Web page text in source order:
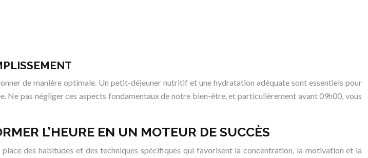
de manière optimale. Un petit-déjeuner nutritif et une hydratation adéquate sont essentiels pour
Ne pas négliger ces aspects fondamentaux de notre bien-être, et particulièrement avant 09h00, vous
L’HEURE EN UN MOTEUR DE SUCCÈS
des habitudes et des techniques spécifiques qui favorisent la concentration, la motivation et la